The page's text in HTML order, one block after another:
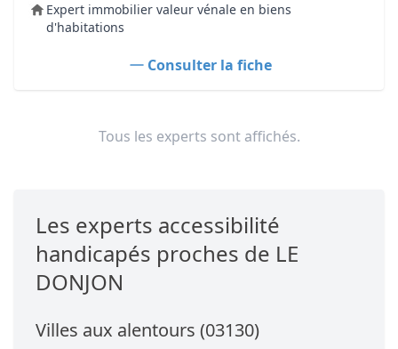
Expert immobilier valeur vénale en biens
d'habitations
Consulter la fiche
Tous les experts sont affichés.
Les experts accessibilité
handicapés proches de LE
DONJON
Villes aux alentours (03130)